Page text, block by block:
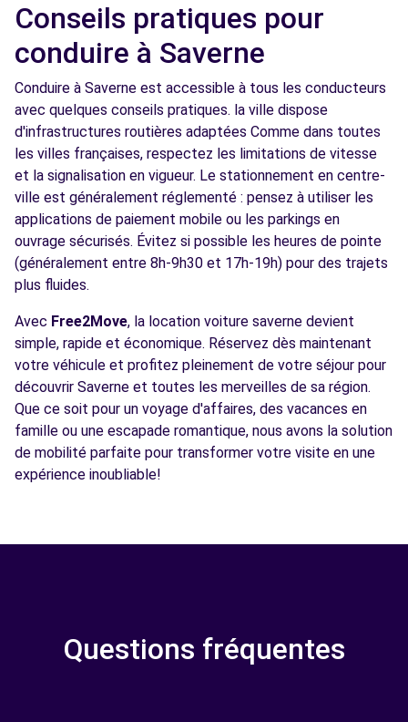
Conseils pratiques pour
conduire à Saverne
Conduire à Saverne est accessible à tous les conducteurs
avec quelques conseils pratiques. la ville dispose
d'infrastructures routières adaptées Comme dans toutes
les villes françaises, respectez les limitations de vitesse
et la signalisation en vigueur. Le stationnement en centre-
ville est généralement réglementé : pensez à utiliser les
applications de paiement mobile ou les parkings en
ouvrage sécurisés. Évitez si possible les heures de pointe
(généralement entre 8h-9h30 et 17h-19h) pour des trajets
plus fluides.
Avec Free2Move, la location voiture saverne devient
simple, rapide et économique. Réservez dès maintenant
votre véhicule et profitez pleinement de votre séjour pour
découvrir Saverne et toutes les merveilles de sa région.
Que ce soit pour un voyage d'affaires, des vacances en
famille ou une escapade romantique, nous avons la solution
de mobilité parfaite pour transformer votre visite en une
expérience inoubliable!
Questions fréquentes